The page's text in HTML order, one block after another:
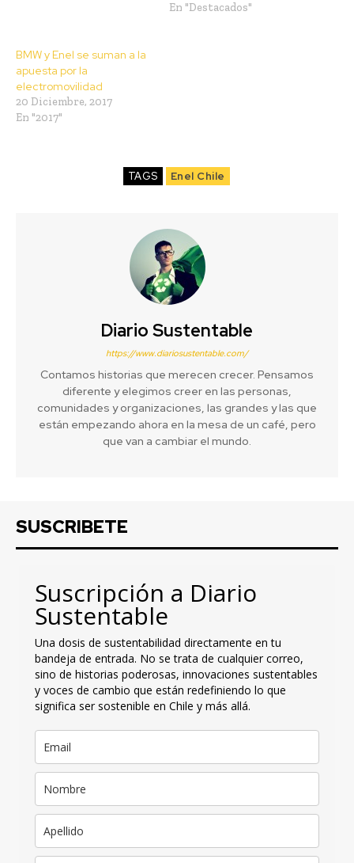
En "Destacados"
BMW y Enel se suman a la
apuesta por la
electromovilidad
20 Diciembre, 2017
En "2017"
TAGS Enel Chile
Diario Sustentable
https://www.diariosustentable.com/
Contamos historias que merecen crecer. Pensamos
diferente y elegimos creer en las personas,
comunidades y organizaciones, las grandes y las que
están empezando ahora en la mesa de un café, pero
que van a cambiar el mundo.
SUSCRIBETE
Suscripción a Diario
Sustentable
Una dosis de sustentabilidad directamente en tu
bandeja de entrada. No se trata de cualquier correo,
sino de historias poderosas, innovaciones sustentables
y voces de cambio que están redefiniendo lo que
significa ser sostenible en Chile y más allá.